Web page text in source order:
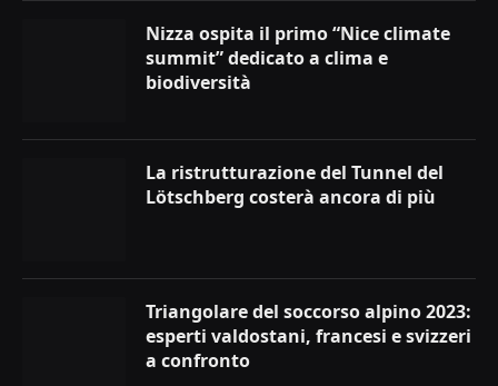
Nizza ospita il primo “Nice climate
summit” dedicato a clima e
biodiversità
La ristrutturazione del Tunnel del
Lötschberg costerà ancora di più
Triangolare del soccorso alpino 2023:
esperti valdostani, francesi e svizzeri
a confronto